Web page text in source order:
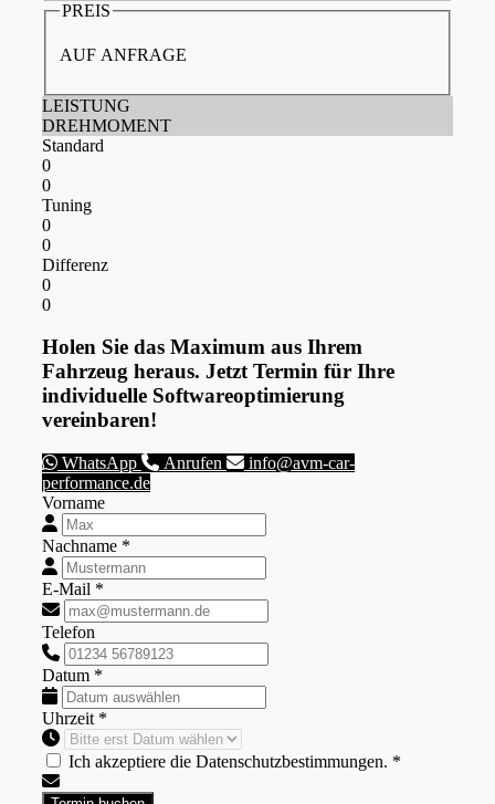
PREIS
AUF ANFRAGE
LEISTUNG
DREHMOMENT
Standard
0
0
Tuning
0
0
Differenz
0
0
Holen Sie das Maximum aus Ihrem
Fahrzeug heraus. Jetzt Termin für Ihre
individuelle Softwareoptimierung
vereinbaren!
WhatsApp Anrufen
info@avm-car-
performance.de
Vorname
Nachname *
E-Mail *
Telefon
Datum *
Uhrzeit *
Ich akzeptiere die Datenschutzbestimmungen. *